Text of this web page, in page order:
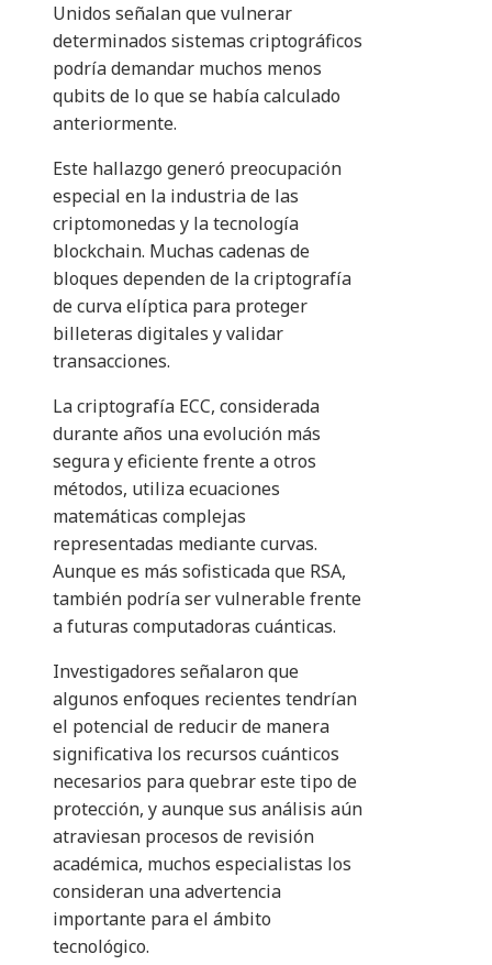
Unidos señalan que vulnerar
determinados sistemas criptográficos
podría demandar muchos menos
qubits de lo que se había calculado
anteriormente.
Este hallazgo generó preocupación
especial en la industria de las
criptomonedas y la tecnología
blockchain. Muchas cadenas de
bloques dependen de la criptografía
de curva elíptica para proteger
billeteras digitales y validar
transacciones.
La criptografía ECC, considerada
durante años una evolución más
segura y eficiente frente a otros
métodos, utiliza ecuaciones
matemáticas complejas
representadas mediante curvas.
Aunque es más sofisticada que RSA,
también podría ser vulnerable frente
a futuras computadoras cuánticas.
Investigadores señalaron que
algunos enfoques recientes tendrían
el potencial de reducir de manera
significativa los recursos cuánticos
necesarios para quebrar este tipo de
protección, y aunque sus análisis aún
atraviesan procesos de revisión
académica, muchos especialistas los
consideran una advertencia
importante para el ámbito
tecnológico.